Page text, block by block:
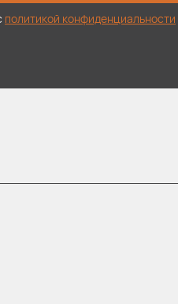
политикой конфиденциальности